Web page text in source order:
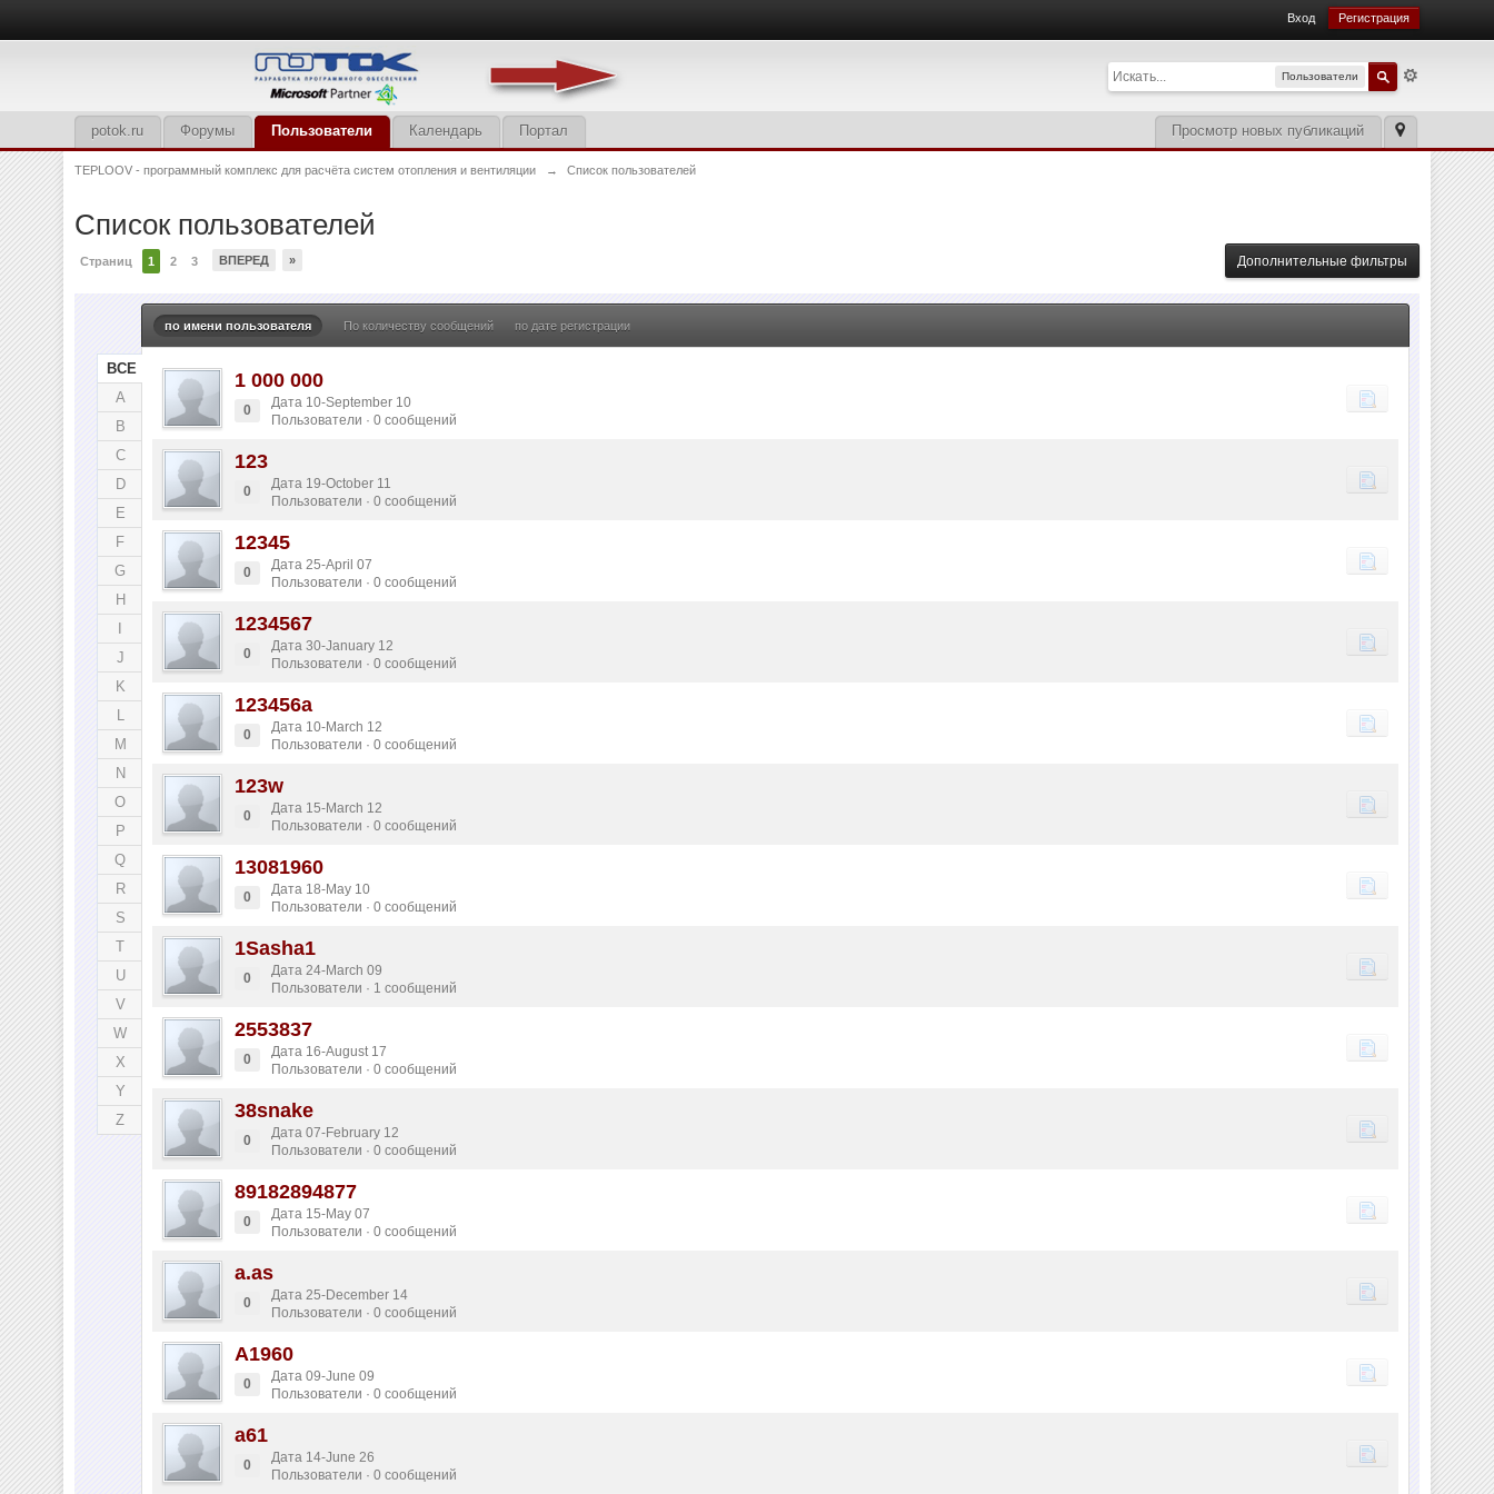
Вход Регистрация
Пользователи
Просмотр новых публикаций
potok.ru Форумы Пользователи Календарь Портал
TEPLOOV - программный комплекс для расчёта систем отопления и вентиляции → Список пользователей
Список пользователей
Страниц 1 2 3 ВПЕРЕД » Дополнительные фильтры
ВСЕ
A
B
C
D
E
F
G
H
J
K
L
M
N
O
P
Q
R
S
T
U
V
W
X
Y
Z
по имени пользователя По количеству сообщений по дате регистрации
1 000 000
0
Дата 10-September 10
Пользователи · 0 сообщений
123
0
Дата 19-October 11
Пользователи · 0 сообщений
12345
0
Дата 25-April 07
Пользователи · 0 сообщений
1234567
0
Дата 30-January 12
Пользователи · 0 сообщений
123456a
0
Дата 10-March 12
Пользователи · 0 сообщений
123w
0
Дата 15-March 12
Пользователи · 0 сообщений
13081960
0
Дата 18-May 10
Пользователи · 0 сообщений
1Sasha1
0
Дата 24-March 09
Пользователи · 1 сообщений
2553837
0
Дата 16-August 17
Пользователи · 0 сообщений
38snake
0
Дата 07-February 12
Пользователи · 0 сообщений
89182894877
0
Дата 15-May 07
Пользователи · 0 сообщений
a.as
0
Дата 25-December 14
Пользователи · 0 сообщений
A1960
0
Дата 09-June 09
Пользователи · 0 сообщений
a61
0
Дата 14-June 26
Пользователи · 0 сообщений